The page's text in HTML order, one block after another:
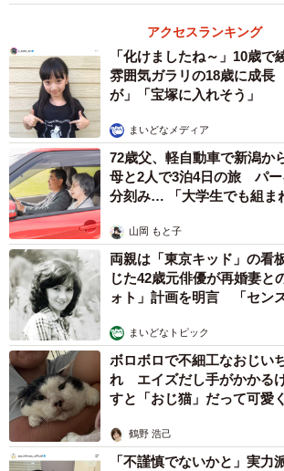
アクセスランキング
「化けましたね～」10歳
雰囲気ガラリの18歳に成
が」「宝塚に入れそう」
まいどなメディア
72歳父、軽自動車で新潟
母と2人で3泊4日の旅 パー
分刻み… 「大学生でも組ま
山岡 もと子
両親は「東京キッド」の
じた42歳元俳優が再婚妻と
ォト」計画を明言 「セン
まいどなトピック
ボロボロで不細工なおじい
れ エイズだし手がかかる
すと「おじ猫」だって可愛
鶴野 浩己
「不謹慎でないかと」実力